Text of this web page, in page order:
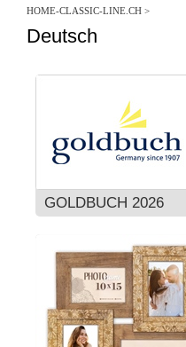
HOME-CLASSIC-LINE.CH >
Deutsch
GOLDBUCH 2026